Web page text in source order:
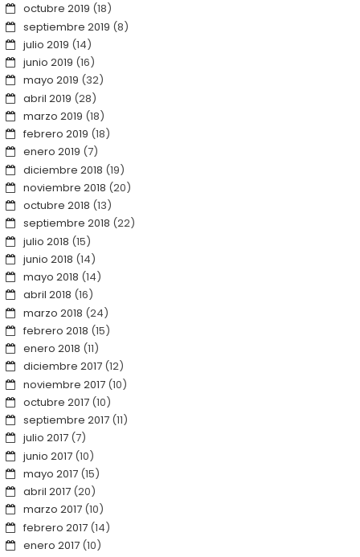
octubre 2019 (18)
septiembre 2019 (8)
julio 2019 (14)
junio 2019 (16)
mayo 2019 (32)
abril 2019 (28)
marzo 2019 (18)
febrero 2019 (18)
enero 2019 (7)
diciembre 2018 (19)
noviembre 2018 (20)
octubre 2018 (13)
septiembre 2018 (22)
julio 2018 (15)
junio 2018 (14)
mayo 2018 (14)
abril 2018 (16)
marzo 2018 (24)
febrero 2018 (15)
enero 2018 (11)
diciembre 2017(12)
noviembre 2017(10)
octubre 2017(10)
septiembre 2017(11)
julio 2017(7)
junio 2017(10)
mayo 2017(15)
abril 2017(20)
marzo 2017(10)
febrero 2017(14)
enero 2017(10)